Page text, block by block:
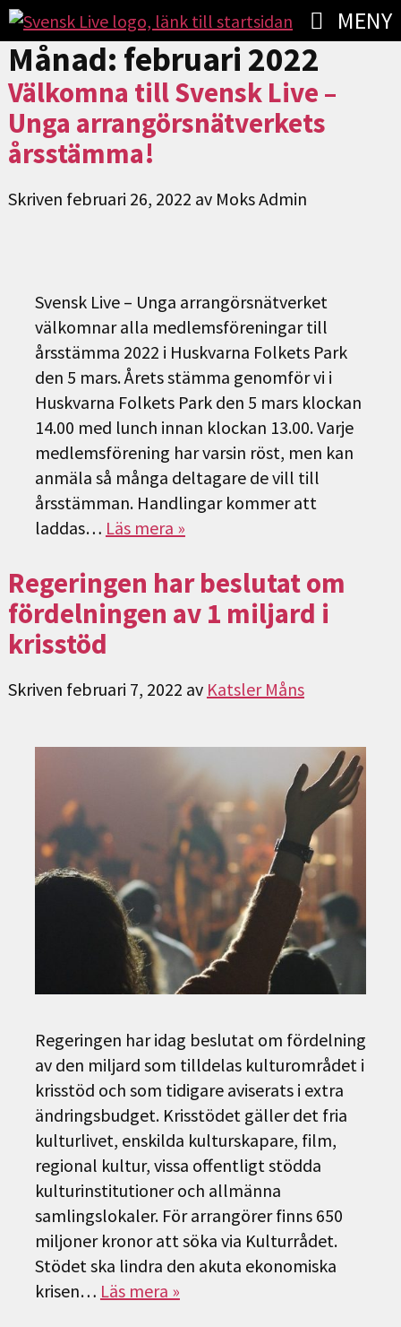
MENY
Månad: februari 2022
Välkomna till Svensk Live –
Unga arrangörsnätverkets
årsstämma!
Skriven februari 26, 2022 av Moks Admin
Svensk Live – Unga arrangörsnätverket
välkomnar alla medlemsföreningar till
årsstämma 2022 i Huskvarna Folkets Park
den 5 mars. Årets stämma genomför vi i
Huskvarna Folkets Park den 5 mars klockan
14.00 med lunch innan klockan 13.00. Varje
medlemsförening har varsin röst, men kan
anmäla så många deltagare de vill till
årsstämman. Handlingar kommer att
laddas… Läs mera »
Regeringen har beslutat om
fördelningen av 1 miljard i
krisstöd
Skriven februari 7, 2022 av Katsler Måns
Regeringen har idag beslutat om fördelning
av den miljard som tilldelas kulturområdet i
krisstöd och som tidigare aviserats i extra
ändringsbudget. Krisstödet gäller det fria
kulturlivet, enskilda kulturskapare, film,
regional kultur, vissa offentligt stödda
kulturinstitutioner och allmänna
samlingslokaler. För arrangörer finns 650
miljoner kronor att söka via Kulturrådet.
Stödet ska lindra den akuta ekonomiska
krisen… Läs mera »